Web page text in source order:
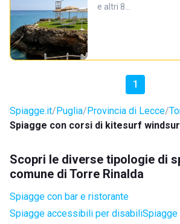
e altri 8…
1
Spiagge.it Puglia Provincia di Lecce
Spiagge con corsi di kitesurf
Scopri le diverse tipologie di
comune di Torre Rinalda
Spiagge con bar e ristorante
Spiagge accessibili per disabiliSpiagge